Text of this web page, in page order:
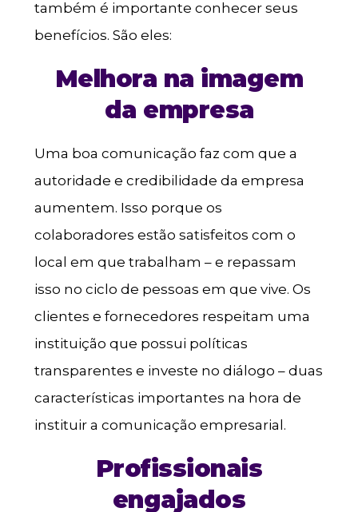
também é importante conhecer seus
benefícios. São eles:
Melhora na imagem
da empresa
Uma boa comunicação faz com que a
autoridade e credibilidade da empresa
aumentem. Isso porque os
colaboradores estão satisfeitos com o
local em que trabalham – e repassam
isso no ciclo de pessoas em que vive. Os
clientes e fornecedores respeitam uma
instituição que possui políticas
transparentes e investe no diálogo – duas
características importantes na hora de
instituir a comunicação empresarial.
Profissionais
engajados